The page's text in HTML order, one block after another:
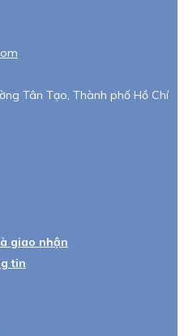
Tân Tạo, Thành phố Hồ Chí
giao nhận
tin